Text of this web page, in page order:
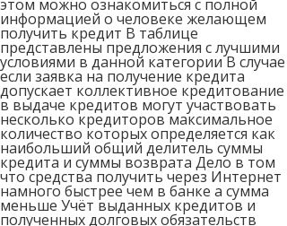
этом можно ознакомиться с полной
информацией о человеке желающем
получить кредит В таблице
представлены предложения с лучшими
условиями в данной категории В случае
если заявка на получение кредита
допускает коллективное кредитование
в выдаче кредитов могут участвовать
несколько кредиторов максимальное
количество которых определяется как
наибольший общий делитель суммы
кредита и суммы возврата Дело в том
что средства получить через Интернет
намного быстрее чем в банке а сумма
меньше Учёт выданных кредитов и
полученных долговых обязательств